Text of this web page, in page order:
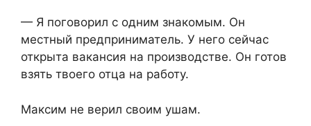
— Я поговорил с одним знакомым. Он
местный предприниматель. У него сейчас
открыта вакансия на производстве. Он готов
взять твоего отца на работу.
Максим не верил своим ушам.